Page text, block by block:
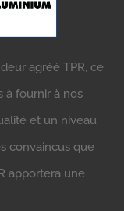
agréé TPR, ce
à fournir à nos
et un niveau
convaincus que
apportera une